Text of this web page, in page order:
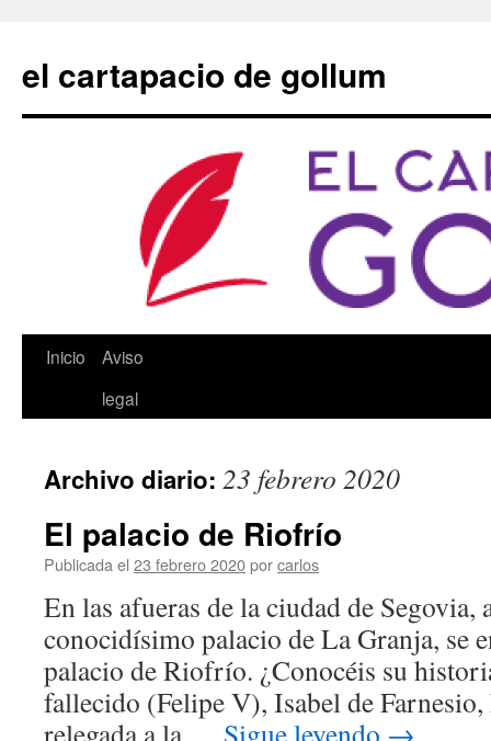
contenido
el cartapacio de gollum
Inicio
Aviso
legal
Archivo diario: 23 febrero 2020
El palacio de Riofrío
Publicada el 23 febrero 2020porcarlos
En las afueras de la ciudad de Segovia,
conocidísimo palacio de La Granja, se
palacio de Riofrío. ¿Conocéis su
fallecido (Felipe V), Isabel de Farnesio,
relegada a la … Sigue leyendo →